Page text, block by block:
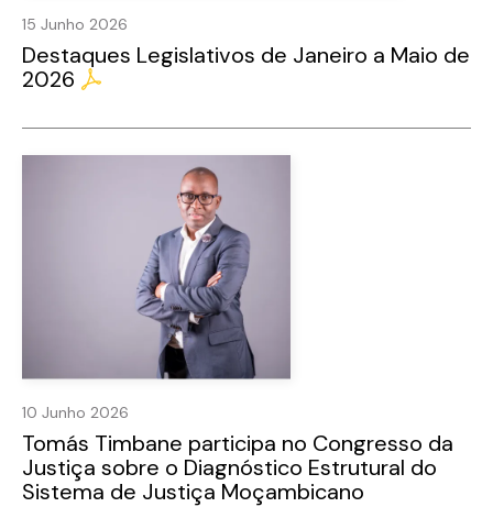
15 Junho 2026
Destaques Legislativos de Janeiro a Maio de
2026
10 Junho 2026
Tomás Timbane participa no Congresso da
Justiça sobre o Diagnóstico Estrutural do
Sistema de Justiça Moçambicano